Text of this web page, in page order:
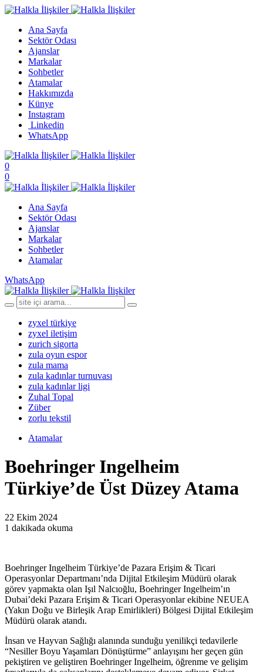
Ana Sayfa
Sektör Odası
Ajanslar
Markalar
Sohbetler
Atamalar
Hakkımızda
Künye
Instagram
Linkedin
WhatsApp
0
0
Ana Sayfa
Sektör Odası
Ajanslar
Markalar
Sohbetler
Atamalar
WhatsApp
zyxel türkiye
zyxel iletişim
zurich sigorta
zula oyun espor
zula mama
zula kadınlar turnuvası
zula kadınlar ligi
Zuhal Topal
Züber
zorlu tekstil
Atamalar
Boehringer Ingelheim
Türkiye’de Üst Düzey Atama
22 Ekim 2024
1 dakikada okuma
Boehringer Ingelheim Türkiye’de Pazara Erişim & Ticari
Operasyonlar Departmanı’nda Dijital Etkileşim Müdürü olarak
görev yapmakta olan Işıl Nalcıoğlu, Boehringer Ingelheim’ın
Dubai’deki Pazara Erişim & Ticari Operasyonlar ekibine NEUEA
(Yakın Doğu ve Birleşik Arap Emirlikleri) Bölgesi Dijital Etkileşim
Müdürü olarak atandı.
İnsan ve Hayvan Sağlığı alanında sunduğu yenilikçi tedavilerle
“Nesiller Boyu Yaşamları Dönüştürme” anlayışını her geçen gün
pekiştiren ve geliştiren Boehringer Ingelheim, öğrenme ve gelişim